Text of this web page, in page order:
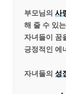
부모님의 사
해 줄 수 있
자녀들이 꿈
긍정적인 에
자녀들의 성